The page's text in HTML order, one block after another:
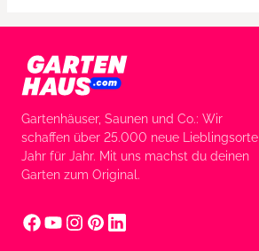
Gartenhäuser, Saunen und Co.: Wir
schaffen über 25.000 neue Lieblingsorte
Jahr für Jahr. Mit uns machst du deinen
Garten zum Original.